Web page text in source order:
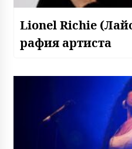
Lionel Richie
рафия артиста